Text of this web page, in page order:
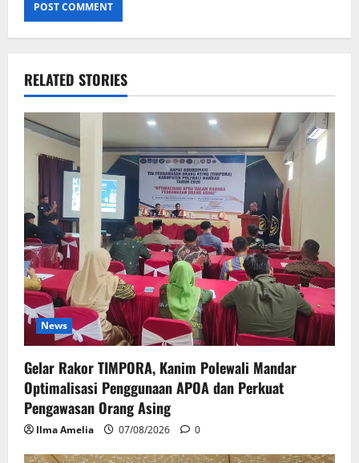
RELATED STORIES
News
Gelar Rakor TIMPORA, Kanim Polewali Mandar
Optimalisasi Penggunaan APOA dan Perkuat
Pengawasan Orang Asing
Ilma Amelia 07/08/2026 0